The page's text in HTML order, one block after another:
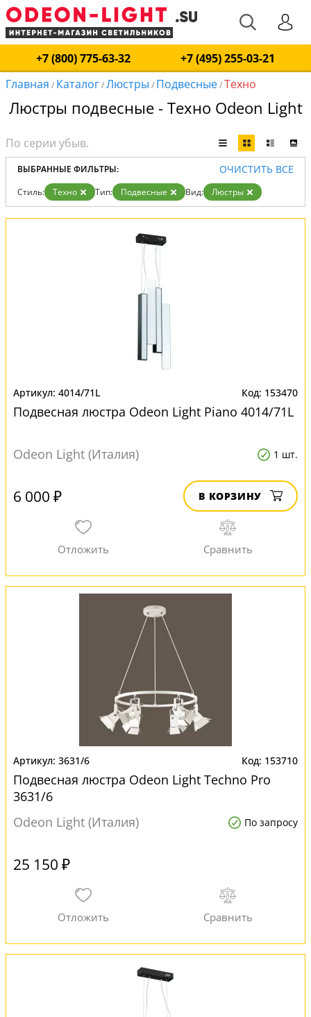
+7 (800) 775-63-32
+7 (495) 255-03-21
Главная / Каталог/Люстры / Подвесные/Техно
Люстры подвесные - Техно Odeon Light
ВЫБРАННЫЕ ФИЛЬТРЫ: ОЧИСТИТЬ ВСЕ
Стиль: Техно Тип: Подвесные Вид: Люстры
4014/71L 153470
Подвесная люстра Odeon Light Piano 4014/71L
Odeon Light (Италия) 1 шт.
6 000 ₽ В КОРЗИНУ
3631/6 153710
Подвесная люстра Odeon Light Techno Pro
3631/6
Odeon Light (Италия)
По запросу
25 150 ₽